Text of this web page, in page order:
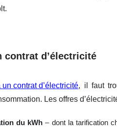
contrat d’électricité
contrat d’électricité, il faut
Les offres
du kWh – dont la tarification